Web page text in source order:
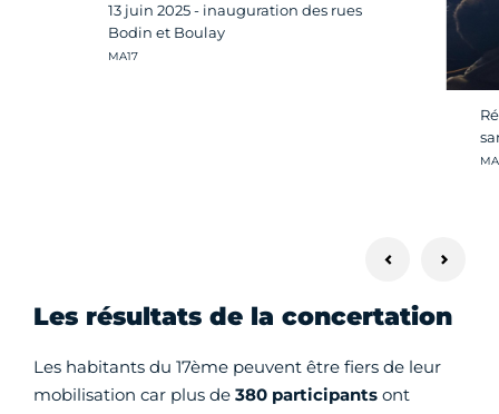
13 juin 2025 - inauguration des rues
Bodin et Boulay
Crédit photo :
MA17
Les résultats de la concertation
Les habitants du 17ème peuvent être fiers de leur
mobilisation car plus de 380 participants ont